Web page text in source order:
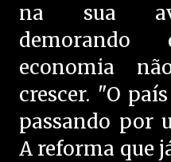
na sua
economia
crescer. "O
passando por
A reforma que